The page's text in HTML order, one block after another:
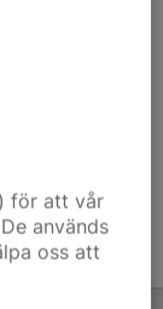
för att vår
används
oss att